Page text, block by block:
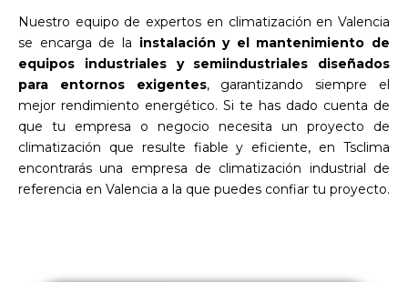
Nuestro equipo de expertos en climatización en Valencia
se encarga de la instalación y el mantenimiento de
equipos industriales y semiindustriales diseñados
para entornos exigentes, garantizando siempre el
mejor rendimiento energético. Si te has dado cuenta de
que tu empresa o negocio necesita un proyecto de
climatización que resulte fiable y eficiente, en Tsclima
encontrarás una empresa de climatización industrial de
referencia en Valencia a la que puedes confiar tu proyecto.